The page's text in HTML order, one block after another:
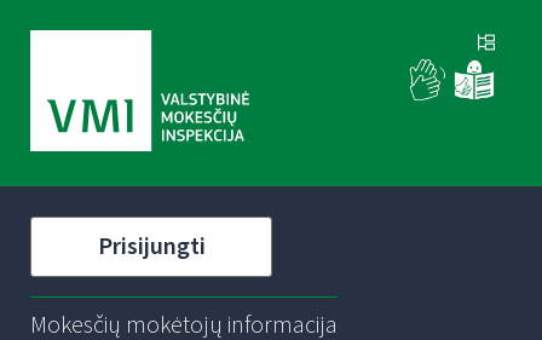
Prisijungti
Mokesčių mokėtojų informacija